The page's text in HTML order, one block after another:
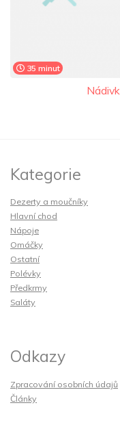
35 minut
Kategorie
Dezerty a moučníky
Hlavní chod
Nápoje
Omáčky
Ostatní
Polévky
Předkrmy
Saláty
Odkazy
Zpracování osobních údajů
Články